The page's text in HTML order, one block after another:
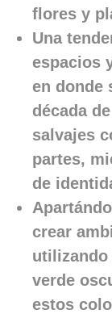
flores y
Una
espacios
en donde
década
salvajes
partes,
de
crear
utilizando
verde
estos